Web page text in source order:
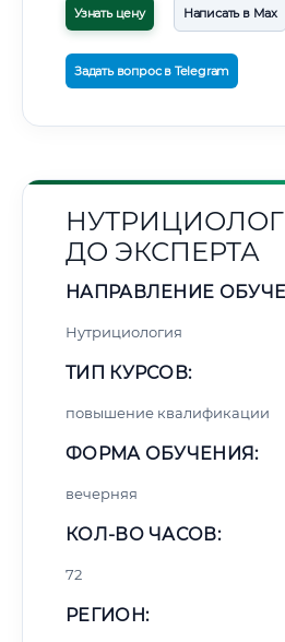
Узнать цену Написать в Max
Задать вопрос в Telegram
НУТРИЦИОЛОГ
ДО ЭКСПЕРТА
НАПРАВЛЕНИЕ
Нутрициология
ТИП КУРСОВ:
повышение квалификации
ФОРМА ОБУЧЕНИЯ:
вечерняя
КОЛ-ВО ЧАСОВ:
72
РЕГИОН: